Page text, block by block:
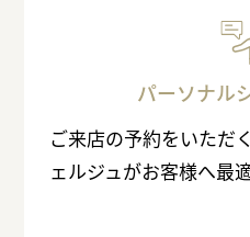
パーソナル
ご来店の予約をいただ
ェルジュがお客様へ最